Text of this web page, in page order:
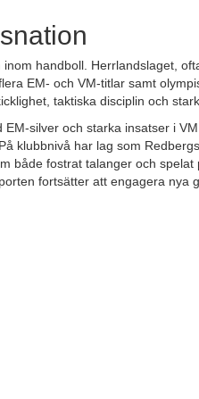
handboll. Herrlandslaget,
EM- och VM-titlar samt
taktiska disciplin och
silver och starka insatser i
klubbnivå har lag som
både fostrat talanger och
fortsätter att engagera nya